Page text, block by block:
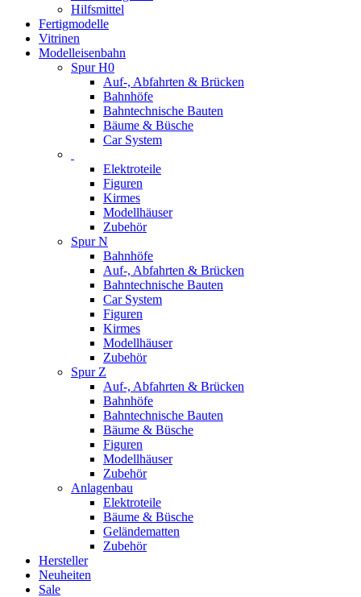
Hilfsmittel
Fertigmodelle
Vitrinen
Modelleisenbahn
Spur H0
Auf-, Abfahrten & Brücken
Bahnhöfe
Bahntechnische Bauten
Bäume & Büsche
Car System
Elektroteile
Figuren
Kirmes
Modellhäuser
Zubehör
Spur N
Bahnhöfe
Auf-, Abfahrten & Brücken
Bahntechnische Bauten
Car System
Figuren
Kirmes
Modellhäuser
Zubehör
Spur Z
Auf-, Abfahrten & Brücken
Bahnhöfe
Bahntechnische Bauten
Bäume & Büsche
Figuren
Modellhäuser
Zubehör
Anlagenbau
Elektroteile
Bäume & Büsche
Geländematten
Zubehör
Hersteller
Neuheiten
Sale